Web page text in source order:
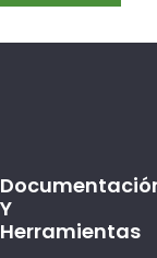
Y
Herramientas